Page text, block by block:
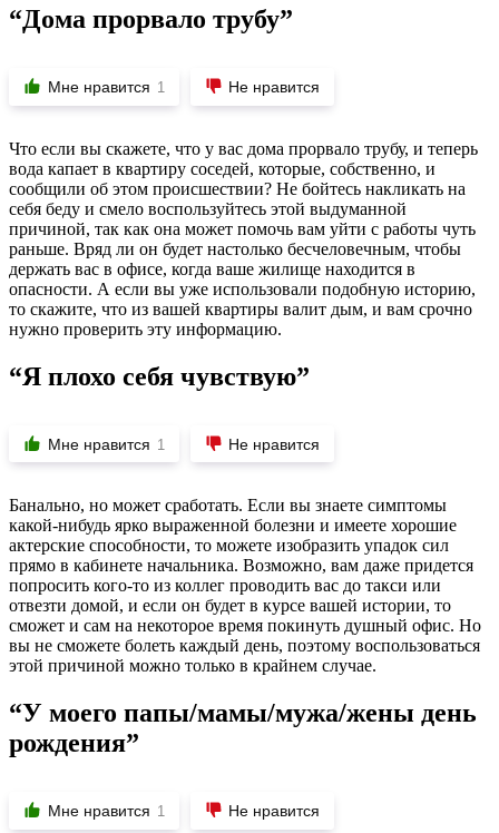
“Дома прорвало трубу”
Мне нравится 1 Не нравится
Что если вы скажете, что у вас дома прорвало трубу, и теперь
вода капает в квартиру соседей, которые, собственно, и
сообщили об этом происшествии? Не бойтесь накликать на
себя беду и смело воспользуйтесь этой выдуманной
причиной, так как она может помочь вам уйти с работы чуть
раньше. Вряд ли он будет настолько бесчеловечным, чтобы
держать вас в офисе, когда ваше жилище находится в
опасности. А если вы уже использовали подобную историю,
то скажите, что из вашей квартиры валит дым, и вам срочно
нужно проверить эту информацию.
“Я плохо себя чувствую”
Мне нравится 1 Не нравится
Банально, но может сработать. Если вы знаете симптомы
какой-нибудь ярко выраженной болезни и имеете хорошие
актерские способности, то можете изобразить упадок сил
прямо в кабинете начальника. Возможно, вам даже придется
попросить кого-то из коллег проводить вас до такси или
отвезти домой, и если он будет в курсе вашей истории, то
сможет и сам на некоторое время покинуть душный офис. Но
вы не сможете болеть каждый день, поэтому воспользоваться
этой причиной можно только в крайнем случае.
“У моего папы/мамы/мужа/жены день
рождения”
Мне нравится 1 Не нравится